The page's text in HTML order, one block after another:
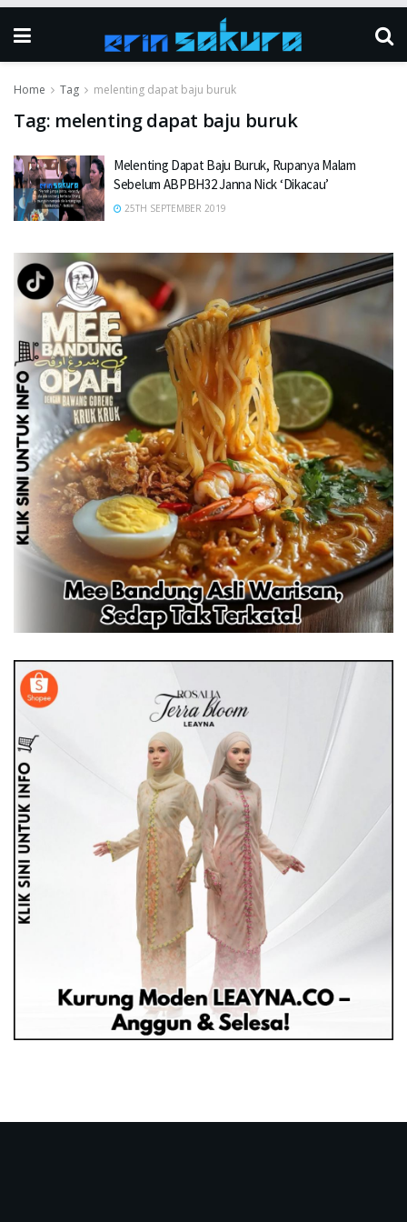
Home Tag melenting dapat baju buruk
Tag: melenting dapat baju buruk
Melenting Dapat Baju Buruk, Rupanya Malam
Sebelum ABPBH32 Janna Nick ‘Dikacau’
25TH SEPTEMBER 2019